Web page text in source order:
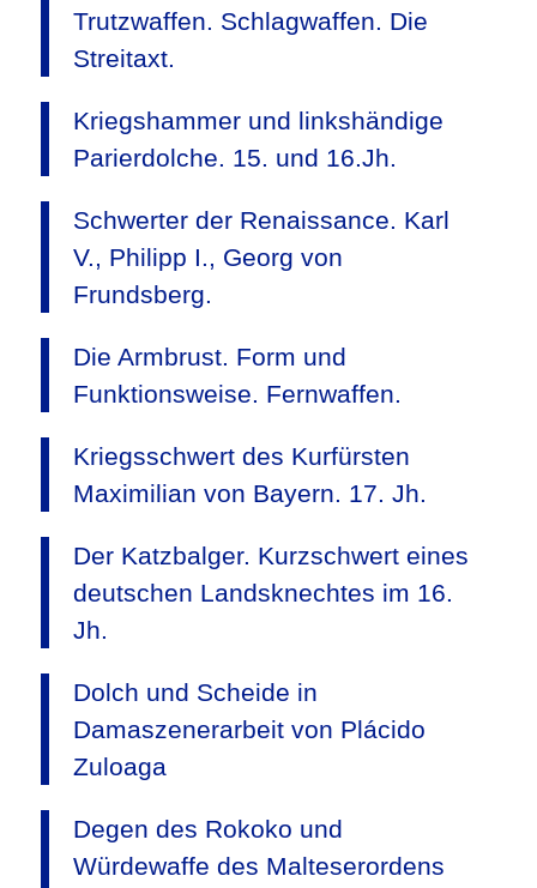
Trutzwaffen. Schlagwaffen. Die
Streitaxt.
Kriegshammer und linkshändige
Parierdolche. 15. und 16.Jh.
Schwerter der Renaissance. Karl
V., Philipp I., Georg von
Frundsberg.
Die Armbrust. Form und
Funktionsweise. Fernwaffen.
Kriegsschwert des Kurfürsten
Maximilian von Bayern. 17. Jh.
Der Katzbalger. Kurzschwert eines
deutschen Landsknechtes im 16.
Jh.
Dolch und Scheide in
Damaszenerarbeit von Plácido
Zuloaga
Degen des Rokoko und
Würdewaffe des Malteserordens